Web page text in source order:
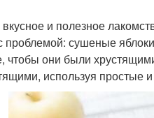
и полезное
проблемой: сушеные
чтобы они были
используя простые